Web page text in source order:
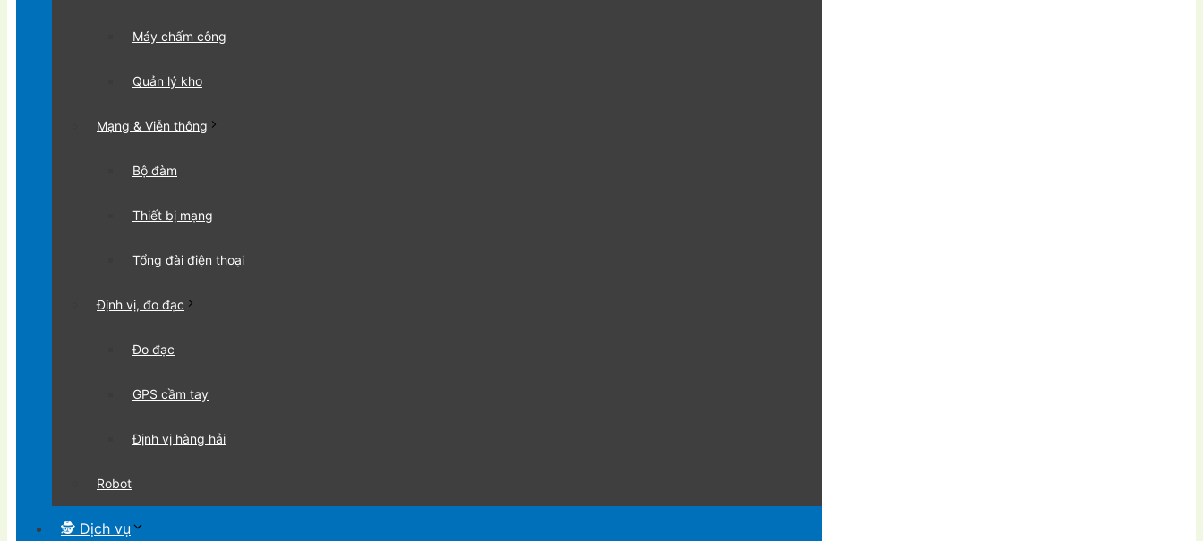
Máy chấm công
Quản lý kho
Mạng & Viễn thông
Bộ đàm
Thiết bị mạng
Tổng đài điện thoại
Định vị, đo đạc
Đo đạc
GPS cầm tay
Định vị hàng hải
Robot
🕵 Dịch vụ